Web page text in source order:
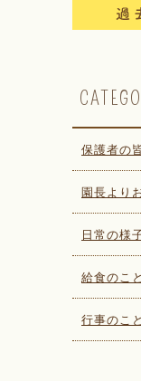
保護者の
園長より
日常の様
給食のこと
行事のこと